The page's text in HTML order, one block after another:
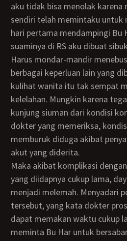
aku tidak bisa menolak karena
sendiri telah memintaku untuk
hari pertama mendampingi Bu
suaminya di RS aku dibuat
Harus mondar-mandir menebus obat atau membeli
berbagai keperluan lain yang
kulihat wanita itu tak sempat
kelelahan. Mungkin karena
kunjung siuman dari kondisi
dokter yang memeriksa,
memburuk diduga akibat
akut yang diderita.
Maka akibat komplikasi dengan penyakit diabetis
yang diidapnya cukup lama,
menjadi melemah. Menyadari
tersebut, yang kata dokter
dapat memakan waktu cukup
meminta Bu Har untuk